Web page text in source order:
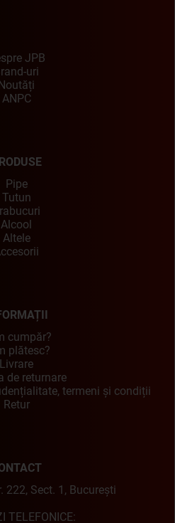
JPB
uri
ANPC
Pipe
Tutun
Alcool
Altele
cumpăr?
plătesc?
Livrare
de returnare
termeni și condiții
Retur
222, Sect. 1, București
TELEFONICE: